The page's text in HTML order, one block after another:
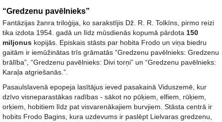
“Gredzenu pavēlnieks”
Fantāzijas žanra triloģija, ko sarakstījis Dž. R. R. Tolkīns, pirmo reizi
tika izdota 1954. gadā un līdz mūsdienās kopumā pārdota 150
miljonus kopijās. Episkais stāsts par hobita Frodo un viņa biedru
gaitām ir iemūžinātas trīs grāmatās “Gredzenu pavēlnieks: Gredzenu
brālība”, “Gredzenu pavēlnieks: Divi torņi” un “Gredzenu pavēlnieks:
Karaļa atgriešanās.”.
Pasaulslavenā epopeja lasītājus ieved pasakainā Viduszemē, kur
dzīvo visneparastākas radības - sākot no pūķiem, elfiem, rūķiem,
orķiem, hobitiem līdz pat visvarenākajiem burvjiem. Stāsta centrā ir
hobits Frodo Bagins, kura uzdevums ir paslēpt Lielvaras gredzenu,